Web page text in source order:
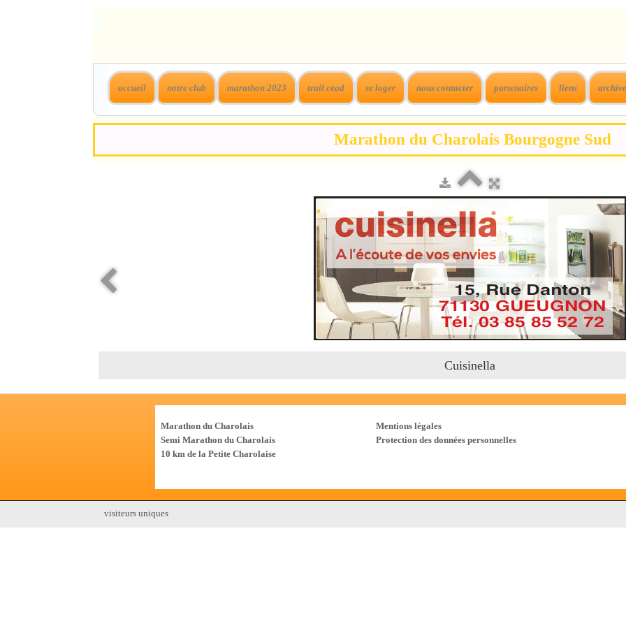
accueil notre club marathon 2023 trail cead se loger nous contacter partenaires liens
Marathon du Charolais Bourgogne Sud
Cuisinella
Marathon du Charolais
Semi Marathon du Charolais
10 km de la Petite Charolaise
Mentions légales
Protection des données personnelles
visiteurs uniques